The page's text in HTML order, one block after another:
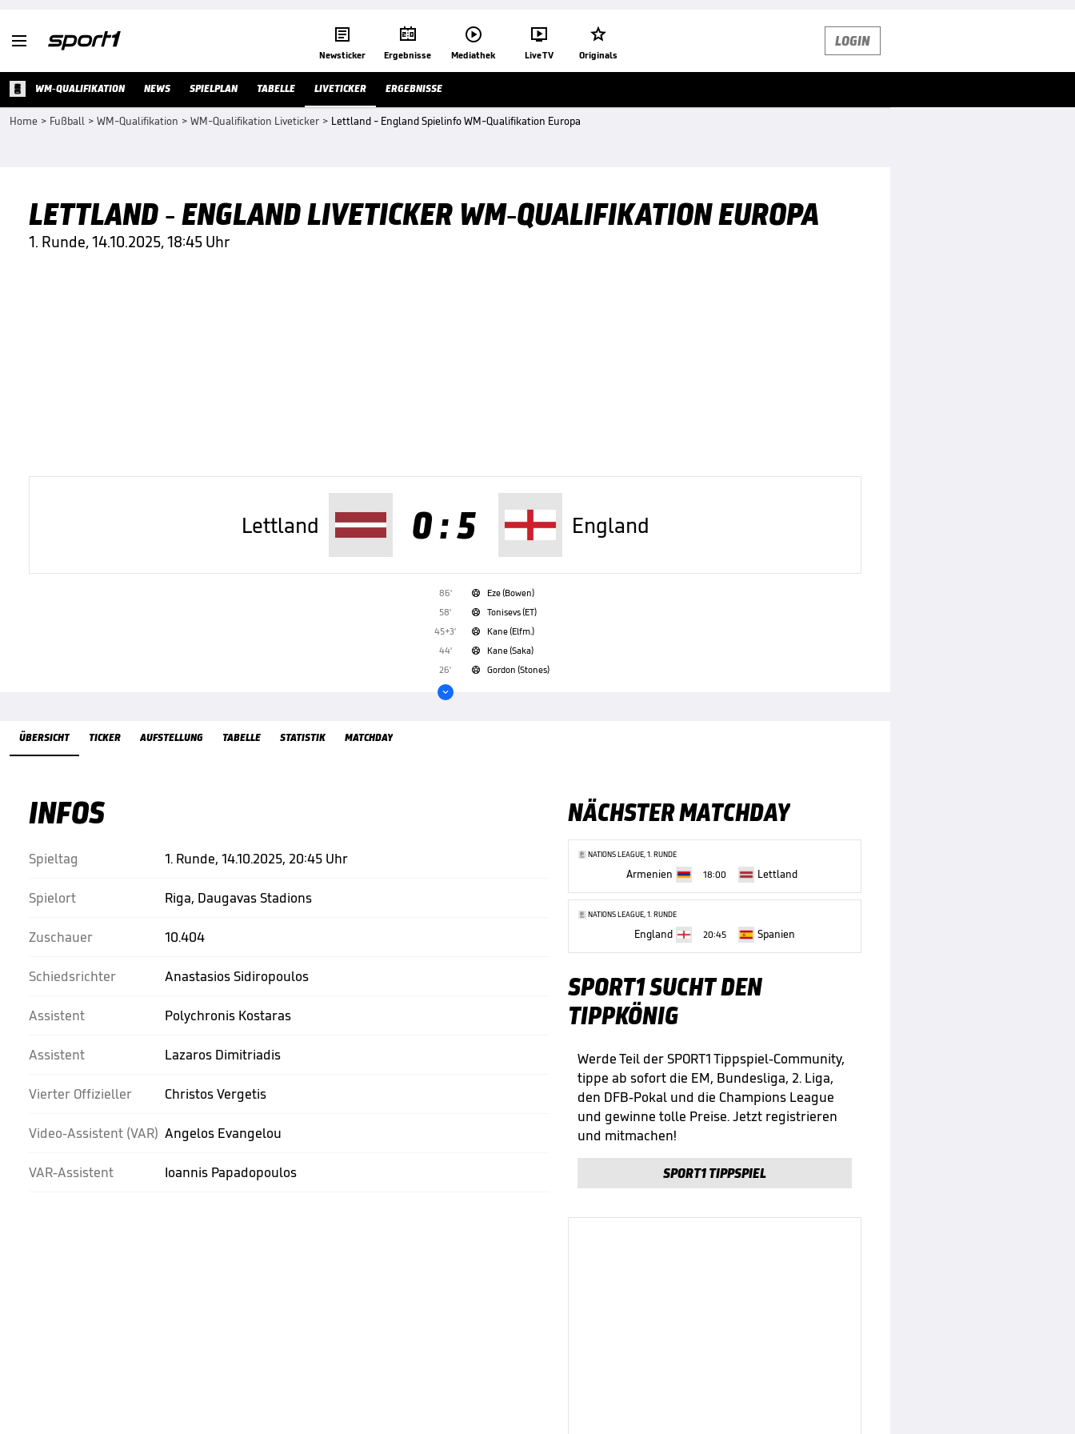
 
Newsticker

Ergebnisse

Mediathek

Live TV

Originals
LOGIN
WM-QUALIFIKATION NEWS SPIELPLAN TABELLE LIVETICKER ERGEBNISSE
Home > Fußball > WM-Qualifikation > WM-Qualifikation Liveticker > Lettland - England Spielinfo WM-Qualifikation Europa
LETTLAND - ENGLAND LIVETICKER WM-QUALIFIKATION EUROPA
1. Runde, 14.10.2025, 18:45 Uhr
Lettland 0 : 5 England
86' 
Eze (Bowen)
58'

Tonisevs (ET)
45+3'

Kane (Elfm.)
44'

Kane (Saka)
26'
 Gordon (Stones)

ÜBERSICHT TICKER AUFSTELLUNG TABELLE STATISTIK MATCHDAY
Übersicht
INFOS
Spieltag
Spielort
Zuschauer
Schiedsrichter
Assistent
Assistent
Vierter Offizieller
Video-Assistent (VAR)
VAR-Assistent
1. Runde, 14.10.2025, 20:45 Uhr
Riga, Daugavas Stadions
10.404
Anastasios Sidiropoulos
Polychronis Kostaras
Lazaros Dimitriadis
Christos Vergetis
Angelos Evangelou
Ioannis Papadopoulos
NÄCHSTER MATCHDAY
NATIONS LEAGUE, 1. RUNDE
Armenien 18:00 Lettland
NATIONS LEAGUE, 1. RUNDE
England 20:45 Spanien
SPORT1 SUCHT DEN
TIPPKÖNIG
Werde Teil der SPORT1 Tippspiel-Community,
tippe ab sofort die EM, Bundesliga, 2. Liga,
den DFB-Pokal und die Champions League
und gewinne tolle Preise. Jetzt registrieren
und mitmachen!
SPORT1 TIPPSPIEL